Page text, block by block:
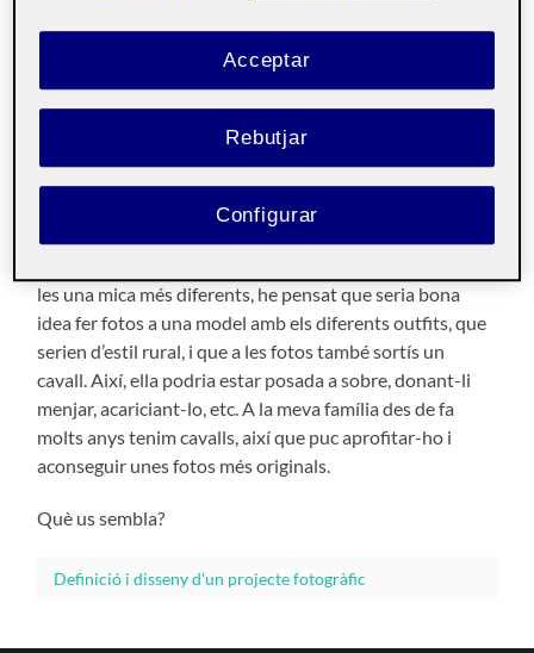
Taller de fotografia
aula 1
Públic
Bon vespre a tots i totes,
La meva idea per al projecte fotogràfic és fer fotos d’una
les una mica més diferents, he pensat que seria bona
idea fer fotos a una model amb els diferents outfits, que
serien d’estil rural, i que a les fotos també sortís un
cavall. Així, ella podria estar posada a sobre, donant-li
menjar, acariciant-lo, etc. A la meva família des de fa
molts anys tenim cavalls, així que puc aprofitar-ho i
aconseguir unes fotos més originals.
Què us sembla?
Definició i disseny d'un projecte fotogràfic
Rebutjar
Acceptar
Configurar